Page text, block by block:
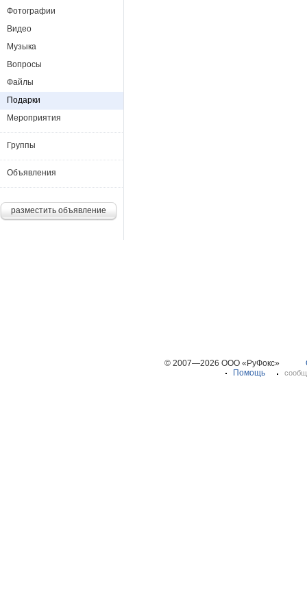
Фотографии
Видео
Музыка
Вопросы
Файлы
Подарки
Мероприятия
Группы
Объявления
разместить объявление
© 2007—2026 ООО «РуФокс»
Помощь